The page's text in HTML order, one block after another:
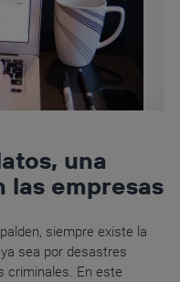
una
las empresas
siempre existe la
sea por desastres
criminales. En este